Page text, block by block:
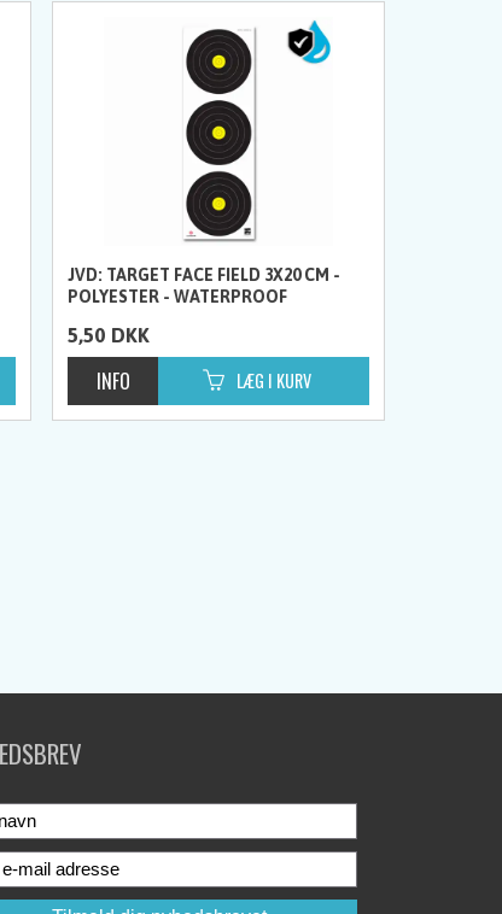
JVD: TARGET FACE FIELD 3X20 CM -
POLYESTER - WATERPROOF
5,50 DKK